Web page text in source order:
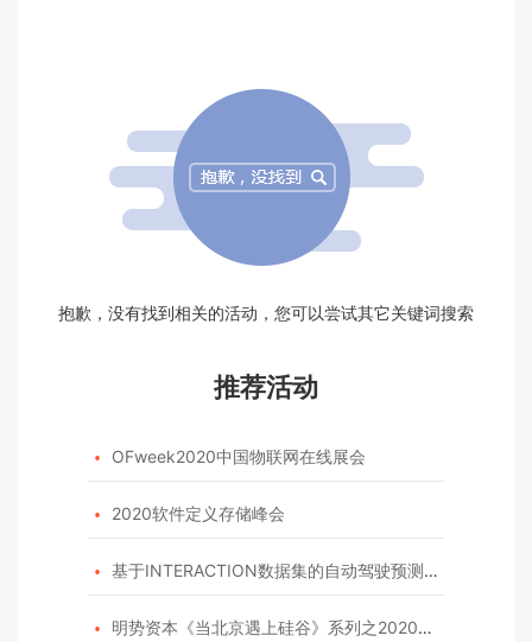
抱歉，没有找到相关的活动，您可以尝试其它关键词搜索
推荐活动
 OFweek2020中国物联网在线展会
 2020软件定义存储峰会
 基于INTERACTION数据集的自动驾驶预测模型挑战赛
 明势资本《当北京遇上硅谷》系列之2020年度开源峰会